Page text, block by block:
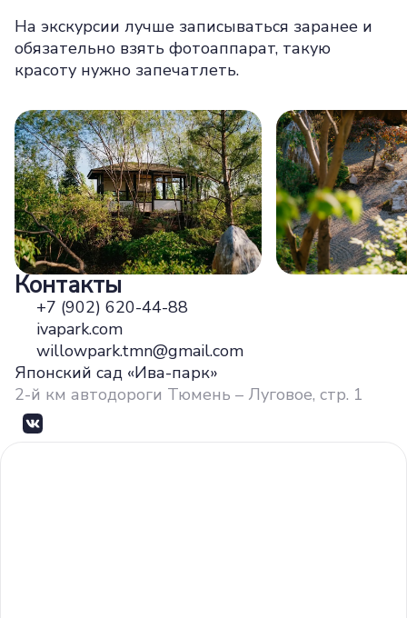
На экскурсии лучше записываться заранее и
обязательно взять фотоаппарат, такую
красоту нужно запечатлеть.
Контакты
+7 (902) 620-44-88
ivapark.com
willowpark.tmn@gmail.com
Японский сад «Ива-парк»
2-й км автодороги Тюмень – Луговое, стр. 1